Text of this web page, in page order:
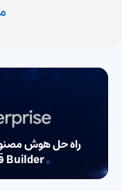
Builder قابلیت‌های تازه‌ای پیدا کرد